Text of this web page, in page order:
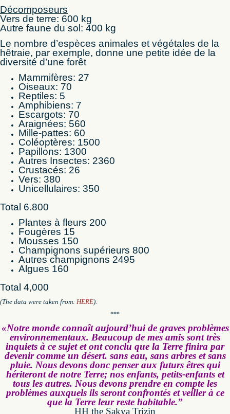
Décomposeurs
Vers de terre: 600 kg
Autre faune du sol: 400 kg
Le nombre d’espèces animales et végétales de la
hêtraie, par exemple, donne une petite idée de la
diversité d’une forêt
Mammifères: 27
Oiseaux: 70
Reptiles: 5
Amphibiens: 7
Escargots: 70
Araignées: 560
Mille-pattes: 60
Coléoptères: 1500
Papillons: 1300
Autres Insectes: 2360
Crustacés: 26
Vers: 380
Unicellulaires: 350
Total 6.800
Plantes à fleurs 200
Fougères 15
Mousses 150
Champignons supérieurs 800
Autres champignons 2495
Algues 160
Total 4,000
(The data were taken from: HERE).
***
«Notre monde connaît aujourd’hui de graves problèmes
environnementaux. Beaucoup de mes amis sont très
inquiets à ce sujet et ont conclu que la Terre finira par
devenir comme un désert. sans eau, sans arbres et sans
pluie. Nous devons donc penser aux futurs êtres qui
hériteront de notre Terre; nos enfants, petits-enfants et
tous les autres. Nous devons prendre en compte les
problèmes auxquels ils seront confrontés et veiller à ce
que la Terre leur reste habitable.”
HH the Sakya Trizin